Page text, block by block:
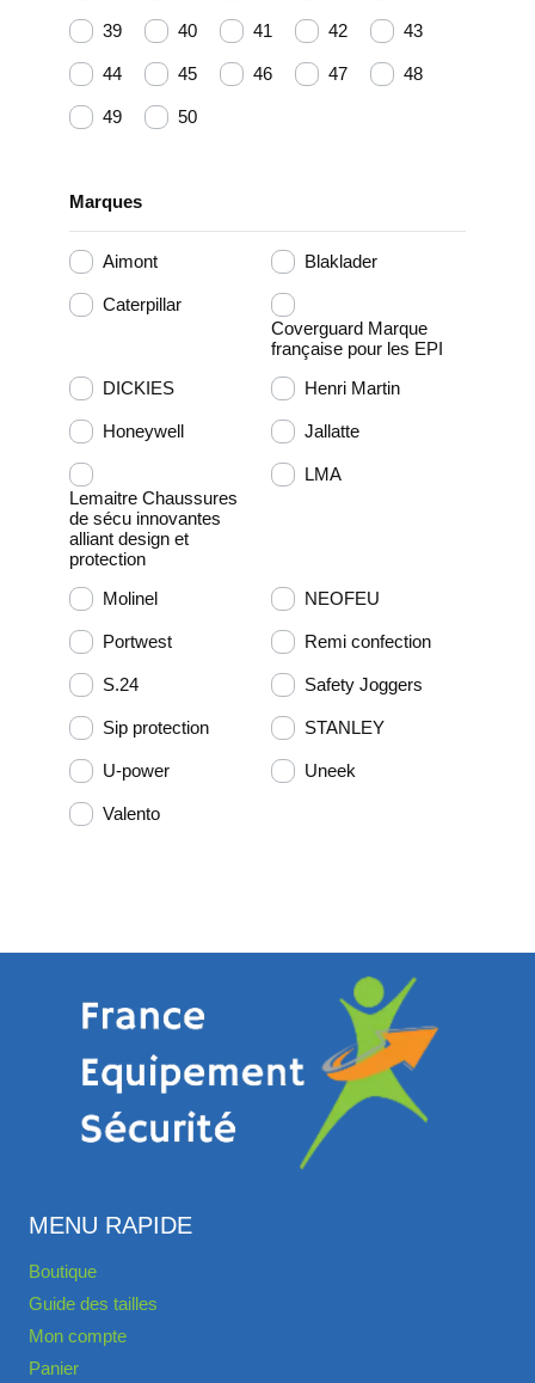
39 40 41 42 43
44 45 46 47 48
49 50
Marques
Aimont Blaklader
Caterpillar
Coverguard Marque
française pour les EPI
DICKIES
Henri Martin
Honeywell Jallatte
Lemaitre Chaussures
de sécu innovantes
alliant design et
protection
LMA
Molinel NEOFEU
Portwest Remi confection
S.24 Safety Joggers
Sip protection STANLEY
U-power Uneek
Valento
MENU RAPIDE
Boutique
Guide des tailles
Mon compte
Panier